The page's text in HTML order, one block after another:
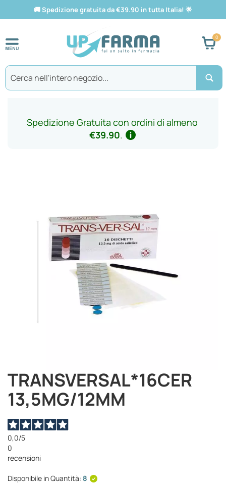
🚚Spedizione gratuita da €39.90 in tutta Italia! 🌟
Spedizione Gratuita con ordini di almeno
€39.90.
TRANSVERSAL*16CER
13,5MG/12MM
0,0/5
0
recensioni
Disponibile in Quantità: 8
Vai
all'inizio
della
galleria
immagini